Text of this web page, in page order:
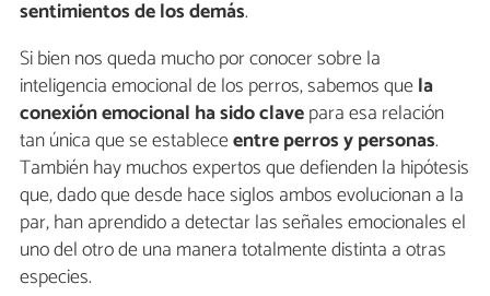
sentimientos de los demás.
Si bien nos queda mucho por conocer sobre la
inteligencia emocional de los perros, sabemos quela
conexión emocional ha sido clavepara esa relación
tan única que se estableceentreperros y personas.
También hay muchos expertos que defienden la hipótesis
que, dado que desde hace siglos ambos evolucionan a la
par, han aprendido a detectar las señales emocionales el
uno del otro de una manera totalmente distinta a otras
especies.